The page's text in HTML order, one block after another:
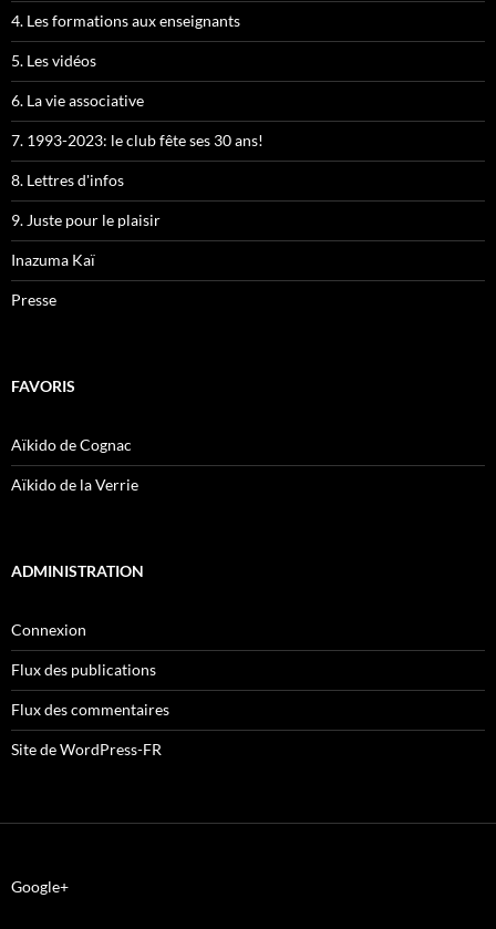
4. Les formations aux enseignants
5. Les vidéos
6. La vie associative
7. 1993-2023: le club fête ses 30 ans!
8. Lettres d'infos
9. Juste pour le plaisir
Inazuma Kaï
Presse
FAVORIS
Aïkido de Cognac
Aïkido de la Verrie
ADMINISTRATION
Connexion
Flux des publications
Flux des commentaires
Site de WordPress-FR
Google+